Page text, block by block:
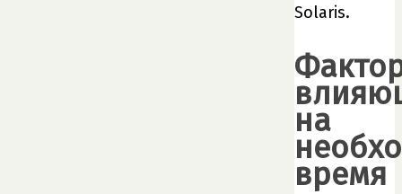
Solaris.
на
время